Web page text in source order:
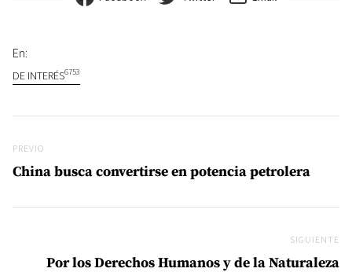
En:
DE INTERÉS6753
Previo
PREVIO
China busca convertirse en potencia petrolera
SIGUIENTE
Por los Derechos Humanos y de la Naturaleza